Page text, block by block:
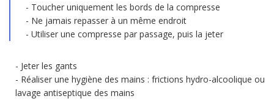
Toucher uniquement les bords de la compresse
Ne jamais repasser à un même endroit
Utiliser une compresse par passage, puis la jeter
Jeter les gants
Réaliser une hygiène des mains : frictions hydro-alcoolique ou
lavage antiseptique des mains